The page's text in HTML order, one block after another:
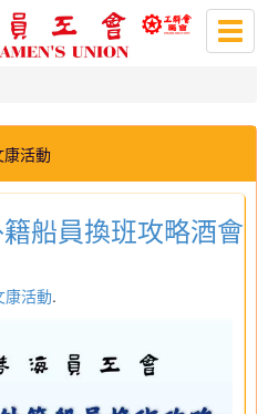
康活動
船員換班攻略酒會
康活動.